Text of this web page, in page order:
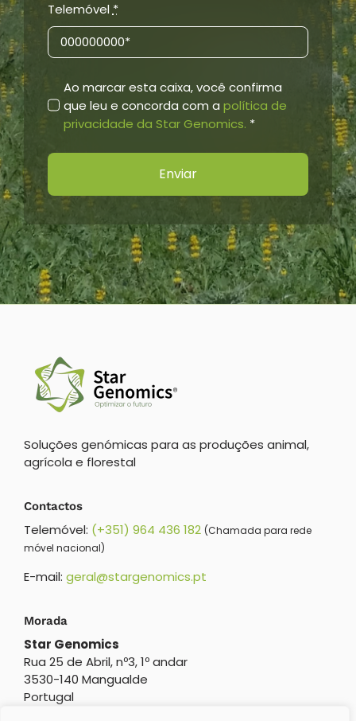
Telemóvel *
Ao marcar esta caixa, você confirma
que leu e concorda com apolítica de
privacidade da Star Genomics. *
Enviar
Soluções genómicas para as produções animal,
agrícola e florestal
Contactos
Telemóvel: (+351) 964 436 182 (Chamada para rede
móvel nacional)
E-mail: geral@stargenomics.pt
Morada
Star Genomics
Rua 25 de Abril, nº3, 1º andar
3530-140 Mangualde
Portugal